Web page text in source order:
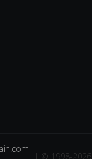
| © 1998-2026